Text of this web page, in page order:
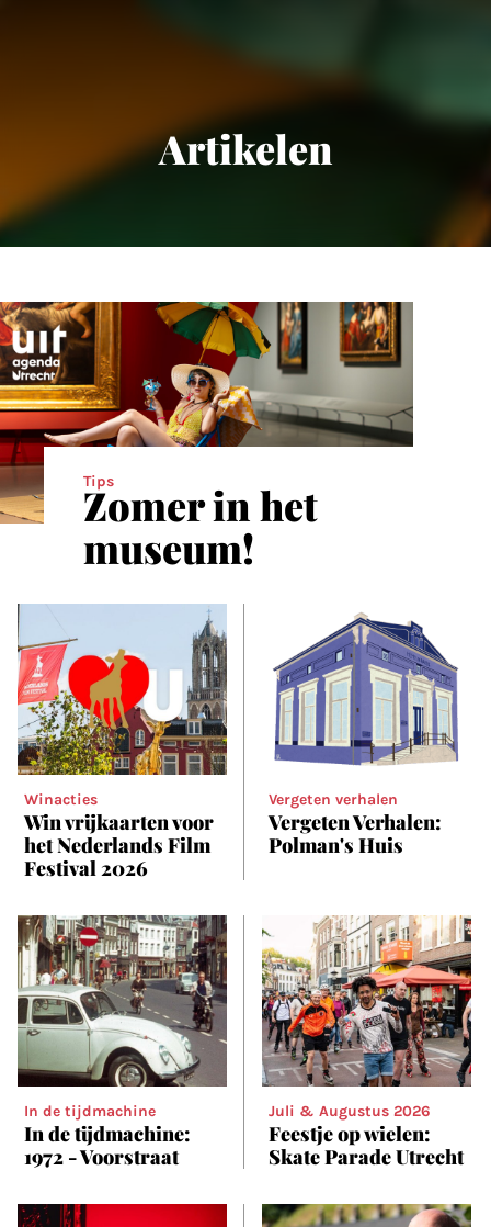
Artikelen
Tips
Zomer in het
museum!
Winacties
Win vrijkaarten voor
het Nederlands Film
Festival 2026
Vergeten verhalen
Vergeten Verhalen:
Polman's Huis
In de tijdmachine
In de tijdmachine:
1972 - Voorstraat
Juli & Augustus 2026
Feestje op wielen:
Skate Parade Utrecht